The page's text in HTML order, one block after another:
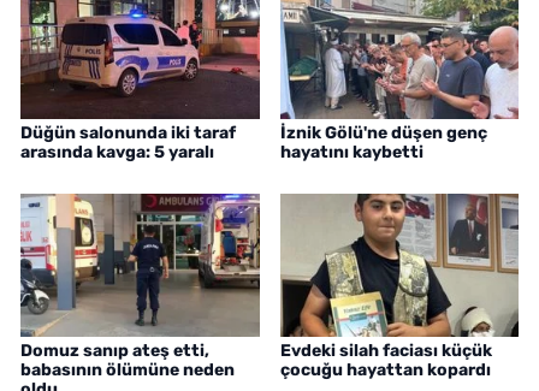
Düğün salonunda iki taraf
arasında kavga: 5 yaralı
İznik Gölü'ne düşen genç
hayatını kaybetti
Domuz sanıp ateş etti,
babasının ölümüne neden
Evdeki silah faciası küçük
çocuğu hayattan kopardı